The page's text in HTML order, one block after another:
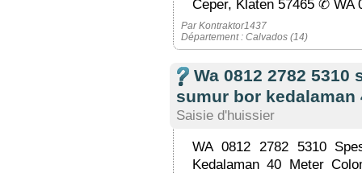
Ceper, Klaten 57465 ✆ WA
Par Kontraktor1437
Département : Calvados (14)
Wa 0812 2782
sumur bor kedalaman
Saisie d'huissier
WA 0812 2782 5310
Kedalaman 40 Meter